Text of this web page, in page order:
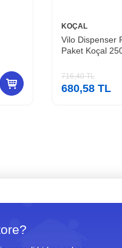
KOÇAL
Vilo Dispenser
Paket Koçal
716,40TL
680,58 TL